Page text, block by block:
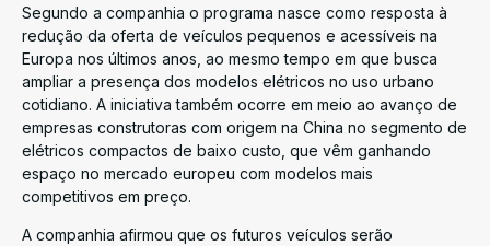
Segundo a companhia o programa nasce como resposta à
redução da oferta de veículos pequenos e acessíveis na
Europa nos últimos anos, ao mesmo tempo em que busca
ampliar a presença dos modelos elétricos no uso urbano
cotidiano. A iniciativa também ocorre em meio ao avanço de
empresas construtoras com origem na China no segmento de
elétricos compactos de baixo custo, que vêm ganhando
espaço no mercado europeu com modelos mais
competitivos em preço.
A companhia afirmou que os futuros veículos serão